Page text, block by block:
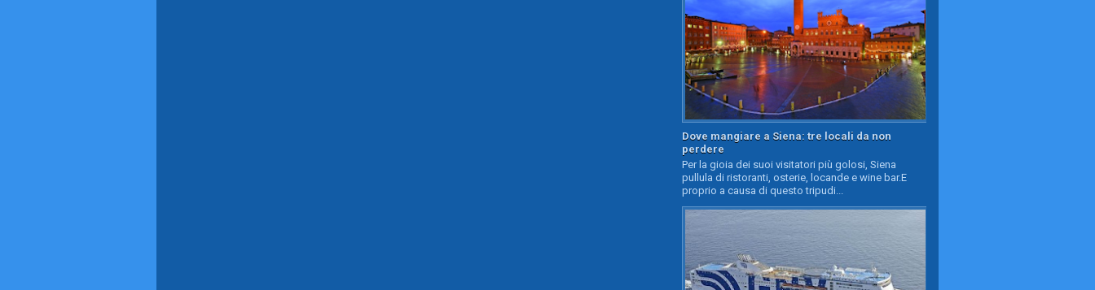
Dove mangiare a Siena: tre locali da non
perdere
Per la gioia dei suoi visitatori più golosi, Siena
pullula di ristoranti, osterie, locande e wine bar.E
proprio a causa di questo tripudi...